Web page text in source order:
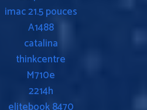
imac 21.5 pouces
A1488
catalina
thinkcentre
M710e
2214h